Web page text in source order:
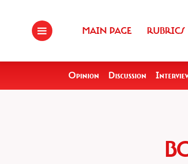
MAIN PAGE RUBRICS
Opinion Discussion